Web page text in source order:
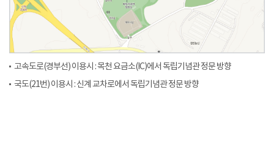
고속도로(경부선) 이용시 : 목천 요금소(IC)에서 독립기념관 정문 방향
국도(21번) 이용시 : 신계 교차로에서 독립기념관 정문 방향